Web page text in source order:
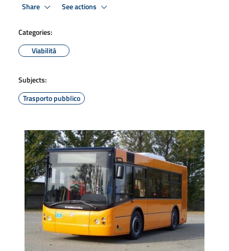
Share See actions
Categories:
Viabilità
Subjects:
Trasporto pubblico